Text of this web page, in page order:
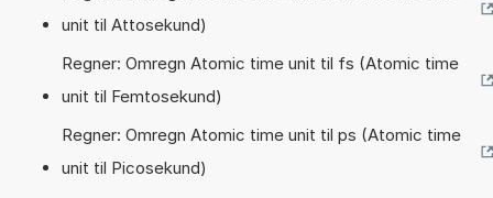
unit til Attosekund)
Regner: Omregn Atomic time unit til fs (Atomic time
unit til Femtosekund)
Regner: Omregn Atomic time unit til ps (Atomic time
unit til Picosekund)